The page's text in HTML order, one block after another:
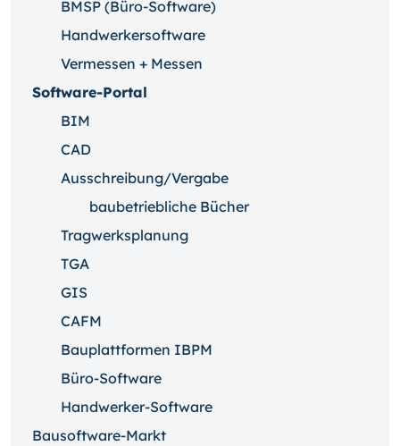
BMSP (Büro-Software)
Handwerkersoftware
Vermessen + Messen
Software-Portal
BIM
CAD
Ausschreibung/Vergabe
baubetriebliche Bücher
Tragwerksplanung
TGA
GIS
CAFM
Bauplattformen IBPM
Büro-Software
Handwerker-Software
Bausoftware-Markt